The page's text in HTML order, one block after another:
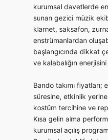
kurumsal davetlerde
sunan gezici müzik
klarnet, saksafon,
enstrümanlardan
başlangıcında dikkat
ve kalabalığın
Bando takımı fiyatları;
süresine, etkinlik
kostüm tercihine ve
Kısa gelin alma
kurumsal açılış